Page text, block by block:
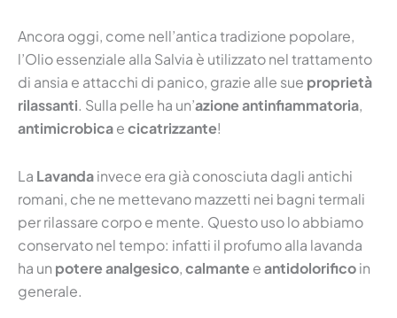
Ancora oggi, come nell’antica tradizione popolare,
l’Olio essenziale alla Salvia è utilizzato nel trattamento
di ansia e attacchi di panico, grazie alle sue proprietà
rilassanti. Sulla pelle ha un’azione antinfiammatoria,
antimicrobicaecicatrizzante!
La Lavandainvece era già conosciuta dagli antichi
romani, che ne mettevano mazzetti nei bagni termali
per rilassare corpo e mente. Questo uso lo abbiamo
conservato nel tempo: infatti il profumo alla lavanda
ha un potere analgesico,calmante eantidolorificoin
generale.